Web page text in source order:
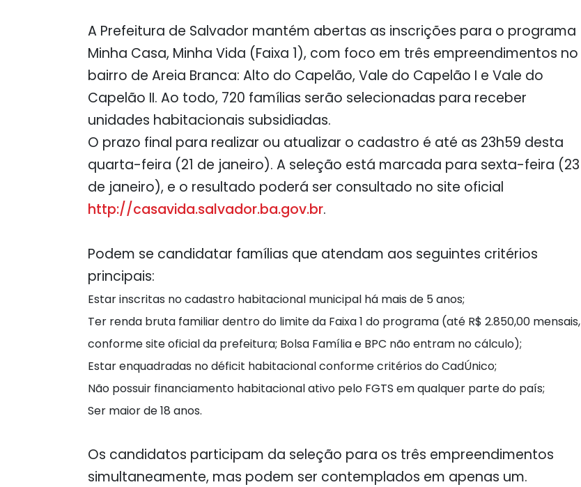
A Prefeitura de Salvador mantém abertas as inscrições para o programa
Minha Casa, Minha Vida (Faixa 1), com foco em três empreendimentos no
bairro de Areia Branca: Alto do Capelão, Vale do Capelão I e Vale do
Capelão II. Ao todo, 720 famílias serão selecionadas para receber
unidades habitacionais subsidiadas.
O prazo final para realizar ou atualizar o cadastro é até as 23h59 desta
quarta-feira (21 de janeiro). A seleção está marcada para sexta-feira (23
de janeiro), e o resultado poderá ser consultado no site oficial
http://casavida.salvador.ba.gov.br.
Podem se candidatar famílias que atendam aos seguintes critérios
principais:
Estar inscritas no cadastro habitacional municipal há mais de 5 anos;
Ter renda bruta familiar dentro do limite da Faixa 1 do programa (até R$ 2.850,00 mensais,
conforme site oficial da prefeitura; Bolsa Família e BPC não entram no cálculo);
Estar enquadradas no déficit habitacional conforme critérios do CadÚnico;
Não possuir financiamento habitacional ativo pelo FGTS em qualquer parte do país;
Ser maior de 18 anos.
Os candidatos participam da seleção para os três empreendimentos
simultaneamente, mas podem ser contemplados em apenas um.